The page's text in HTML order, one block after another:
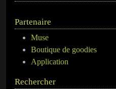
Partenaire
Muse
Boutique de goodies
Application
Rechercher